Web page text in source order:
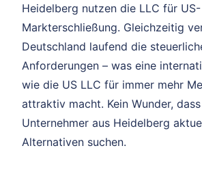
Heidelberg nutzen die LLC für US-
Markterschließung. Gleichzeitig
Deutschland laufend die
Anforderungen – was eine
wie die US LLC für immer mehr
attraktiv macht. Kein Wunder,
Unternehmer aus Heidelberg
Alternativen suchen.